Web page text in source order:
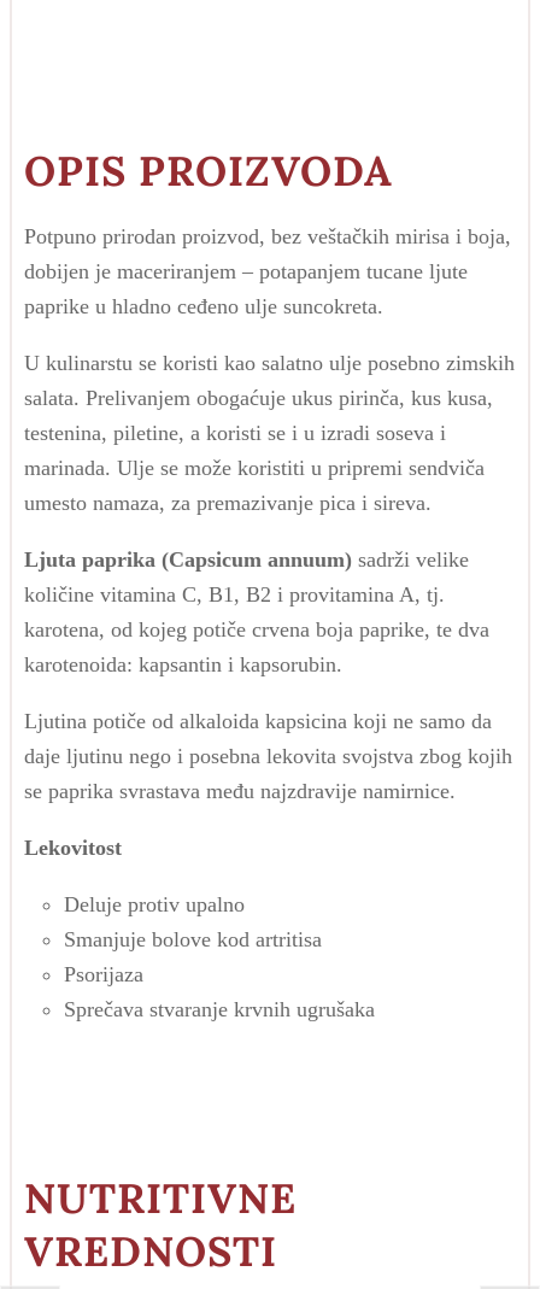
OPIS PROIZVODA
Potpuno prirodan proizvod, bez veštačkih mirisa i boja,
dobijen je maceriranjem – potapanjem tucane ljute
paprike u hladno ceđeno ulje suncokreta.
U kulinarstu se koristi kao salatno ulje posebno zimskih
salata. Prelivanjem obogaćuje ukus pirinča, kus kusa,
testenina, piletine, a koristi se i u izradi soseva i
marinada. Ulje se može koristiti u pripremi sendviča
umesto namaza, za premazivanje pica i sireva.
Ljuta paprika (Capsicum annuum) sadrži velike
količine vitamina C, B1, B2 i provitamina A, tj.
karotena, od kojeg potiče crvena boja paprike, te dva
karotenoida: kapsantin i kapsorubin.
Ljutina potiče od alkaloida kapsicina koji ne samo da
daje ljutinu nego i posebna lekovita svojstva zbog kojih
se paprika svrastava među najzdravije namirnice.
Lekovitost
Deluje protiv upalno
Smanjuje bolove kod artritisa
Psorijaza
Sprečava stvaranje krvnih ugrušaka
NUTRITIVNE
VREDNOSTI